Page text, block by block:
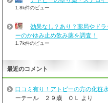
1.8k件のビュー
効果なし？あり？薬局やド
ーのかゆみ止め飲み薬を調査！
1.7k件のビュー
最近のコメント
口コミ有り！アトピーの方の化粧
ーテール ２９歳 ＯＬ
より